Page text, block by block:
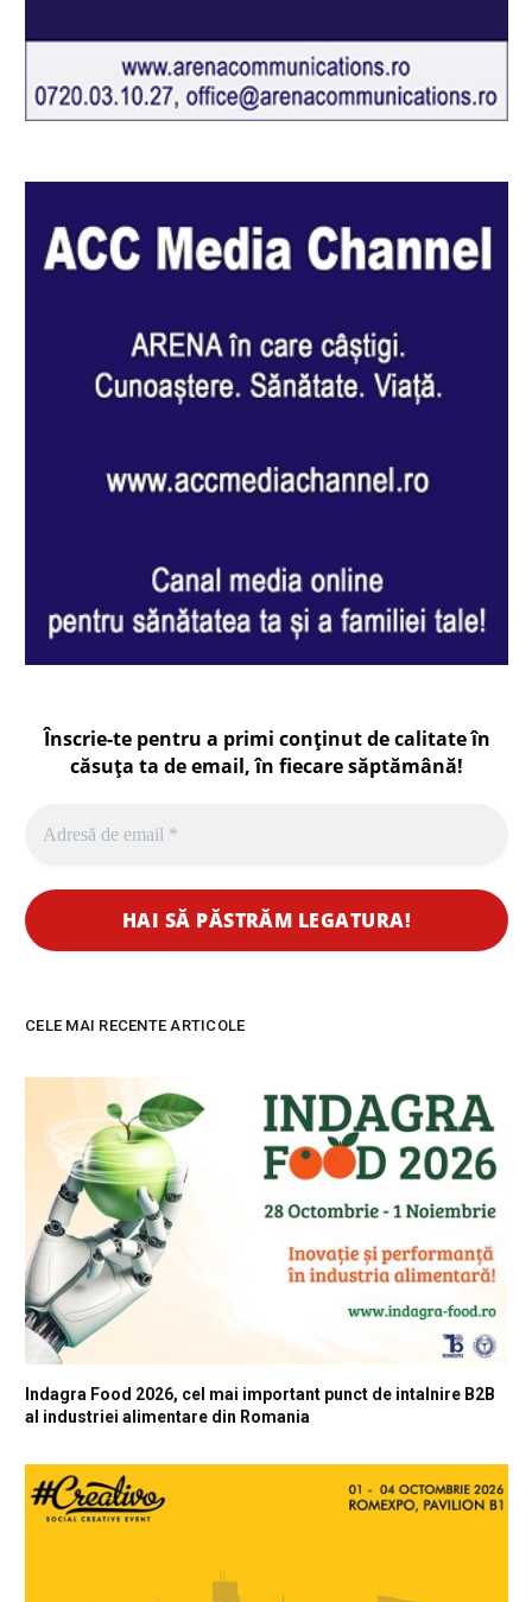
Înscrie-te pentru a primi conținut de calitate în
căsuța ta de email, în fiecaresăptămână!
CELE MAI RECENTE ARTICOLE
Indagra Food 2026, cel mai important punct de intalnire B2B
al industriei alimentare din Romania